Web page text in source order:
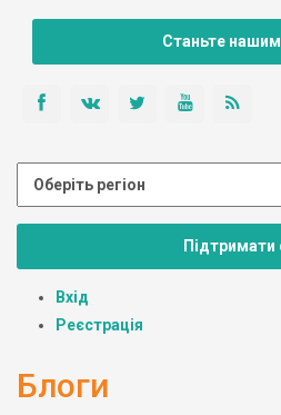
Станьте
Підтримати
Вхід
Реєстрація
Блоги